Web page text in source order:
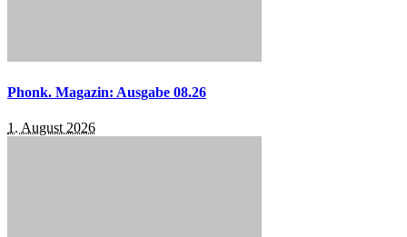
Phonk. Magazin: Ausgabe 08.26
1. August 2026